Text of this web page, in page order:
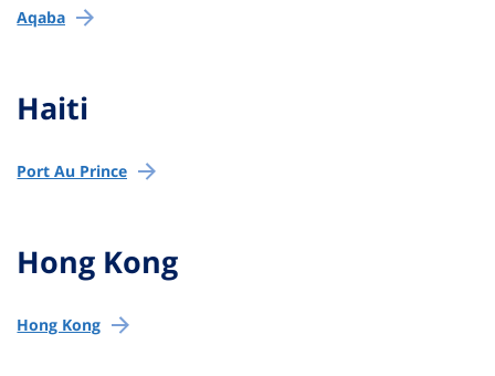
Aqaba
Haiti
Port Au Prince
Hong Kong
Hong Kong